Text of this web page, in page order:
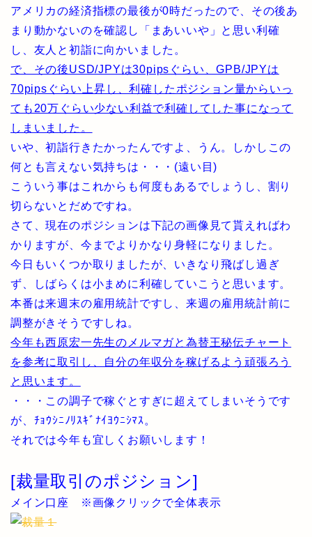
アメリカの経済指標の最後が0時だったので、その後あ
まり動かないのを確認し「まあいいや」と思い利確
し、友人と初詣に向かいました。
で、その後USD/JPYは30pipsぐらい、GPB/JPYは
70pipsぐらい上昇し、利確したポジション量からいっ
ても20万ぐらい少ない利益で利確してした事になって
しまいました。
いや、初詣行きたかったんですよ、うん。しかしこの
何とも言えない気持ちは・・・(遠い目)
こういう事はこれからも何度もあるでしょうし、割り
切らないとだめですね。
さて、現在のポジションは下記の画像見て貰えればわ
かりますが、今までよりかなり身軽になりました。
今日もいくつか取りましたが、いきなり飛ばし過ぎ
ず、しばらくは小まめに利確していこうと思います。
本番は来週末の雇用統計ですし、来週の雇用統計前に
調整がきそうですしね。
今年も西原宏一先生のメルマガと為替王秘伝チャート
を参考に取引し、自分の年収分を稼げるよう頑張ろう
と思います。
・・・この調子で稼ぐとすぎに超えてしまいそうです
が、ﾁｮｳｼﾆﾉﾘｽｷﾞﾅｲﾖｳﾆｼﾏｽ。
それでは今年も宜しくお願いします！
[裁量取引のポジション]
メイン口座 ※画像クリックで全体表示